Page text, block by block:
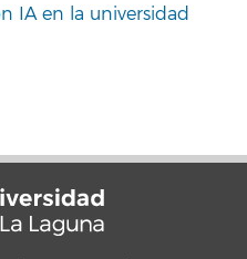
IA en la universidad